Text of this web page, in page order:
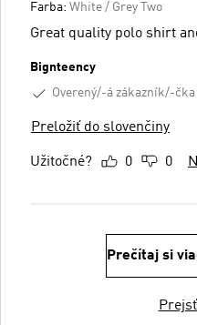
Farba: White / Grey Two
Great quality polo shirt
Bignteency
Overený/-á zákazník/-čka
Preložiť do slovenčiny
Užitočné? 0 0
Prečítaj si